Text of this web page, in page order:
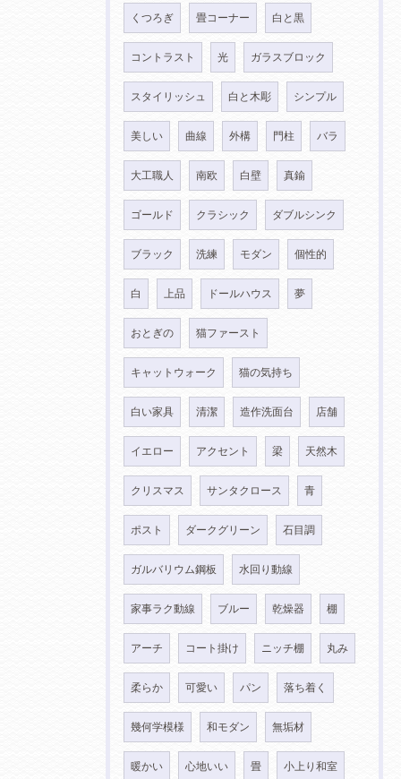
くつろぎ 畳コーナー 白と黒
コントラスト 光 ガラスブロック
スタイリッシュ 白と木彫 シンプル
美しい 曲線 外構 門柱 バラ
大工職人 南欧 白壁 真鍮
ゴールド クラシック ダブルシンク
ブラック 洗練 モダン 個性的
白 上品 ドールハウス 夢
おとぎの 猫ファースト
キャットウォーク 猫の気持ち
白い家具 清潔 造作洗面台 店舗
イエロー アクセント 梁 天然木
クリスマス サンタクロース 青
ポスト ダークグリーン 石目調
ガルバリウム鋼板 水回り動線
家事ラク動線 ブルー 乾燥器 棚
アーチ コート掛け ニッチ棚 丸み
柔らか 可愛い パン 落ち着く
幾何学模様 和モダン 無垢材
暖かい 心地いい 畳 小上り和室